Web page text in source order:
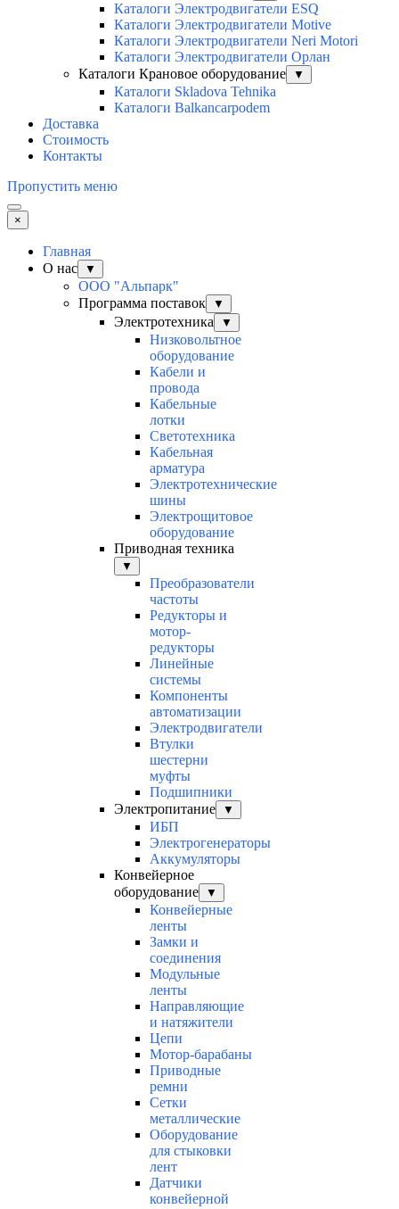
Каталоги Электродвигатели ESQ
Каталоги Электродвигатели Motive
Каталоги Электродвигатели Neri Motori
Каталоги Электродвигатели Орлан
Каталоги Крановое оборудование
▼
Каталоги Skladova Tehnika
Каталоги Balkancarpodem
Доставка
Стоимость
Контакты
Пропустить меню
×
Главная
О нас
▼
ООО "Альпарк"
Программа поставок
▼
Электротехника ▼
Низковольтное
оборудование
Кабели и
провода
Кабельные
лотки
Светотехника
Кабельная
арматура
Электротехнические
шины
Электрощитовое
оборудование
Приводная техника
▼
Преобразователи
частоты
Редукторы и
мотор-
редукторы
Линейные
системы
Компоненты
автоматизации
Электродвигатели
Втулки
шестерни
муфты
Подшипники
Электропитание
▼
ИБП
Электрогенераторы
Аккумуляторы
Конвейерное
оборудование
▼
Конвейерные
ленты
Замки и
соединения
Модульные
ленты
Направляющие
и натяжители
Цепи
Мотор-барабаны
Приводные
ремни
Сетки
металлические
Оборудование
для стыковки
лент
Датчики
конвейерной